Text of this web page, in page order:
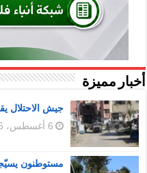
أخبار مميزة
جيش الاحتلال
6 أغسطس، 2026
مستوطنون